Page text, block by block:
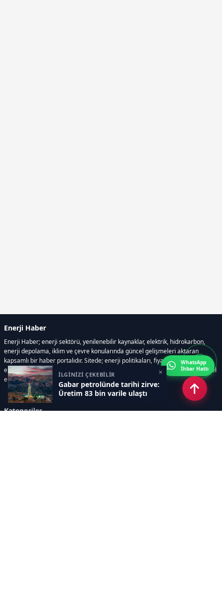
İLGİNİZİ ÇEKEBİLİR
Gabar petrolünde tarihi zirve:
Üretim 83 bin varile ulaştı
×
Enerji Haber
Enerji Haber; enerji sektörü, yenilenebilir kaynaklar, elektrik, hidrokarbon,
enerji depolama, iklim ve çevre konularında güncel gelişmeleri aktaran
kapsamlı bir haber portalıdır. Sitede; enerji politikaları, fiyat hareketleri,
elektrik kesintileri, yeni teknolojiler, nükleer enerji, elektrikli araçlar ve küresel
enerji krizleri gibi başlıklar öne çıkar.
Kategoriler
WhatsApp
İhbar Hattı